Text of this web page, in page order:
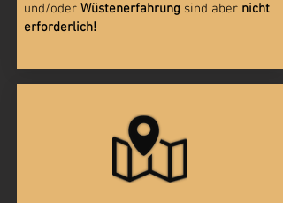
und/oder Wüstenerfahrung sind aber nicht
erforderlich!